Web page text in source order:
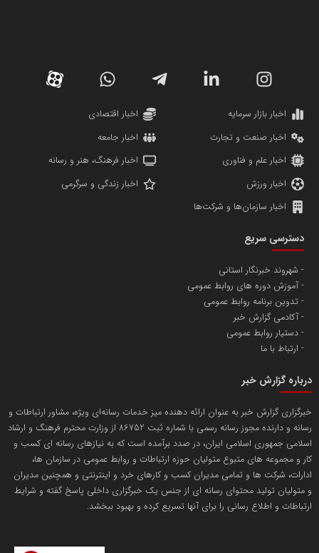
دانشگاه سئوی ایران
پایگاه اطلاع رسانی اعتلای نهادهای مردمی
پایگاه اطلاع رسانی دریا و نفت
تامین آهن اسفنجی تولیدکنندگان فولاد در کشور
تریبون
انتشار گسترده محتوا در رسانه گزارش خبر
مریم حاج نوروز نظری
مسعودصادقی
محمدعلی کرمعلی
اخبار بازار سرمایه
اخبار اقتصادی
اخبار صنعت و تجارت
اخبار جامعه
اخبار علم و فناوری
اخبار فرهنگ، هنر و رسانه
اخبار ورزش
اخبار زندگی و سرگرمی
اخبار سازمان‌ها و شرکت‌ها
دسترسی سریع
شهروند خبرنگار استانی
آموزش دوره های روابط عمومی
تدوین برنامه روابط عمومی
آکادمی گزارش خبر
دستیار روابط عمومی
ارتباط با ما
درباره گزارش خبر
خبرگزاری گزارش خبر به عنوان ارائه دهنده میز خدمات رسانه‌ای ویژه، مشاور ارتباطات و
رسانه و دارنده مجوز رسانه رسمی با شماره ثبت 86752 از وزارت محترم فرهنگ و ارشاد
اسلامی جمهوری اسلامی ایران، در صدد برآمده است که به نیازهای رسانه ای کسب و
کار و مجموعه های متبوع متولیان حوزه ارتباطات و روابط عمومی در سازمان ها،
ادارات، شرکت ها و تمامی مدیران کسب و کارهای خرد و اینترنتی و همچنین مدیران
و متولیان تولید محتوای رسانه ای از جنس یک خبرگزاری داخلی پاسخ گفته و شرایط
ارتباطات و اطلاع رسانی را برای آنها تسریع کرده و بهبود ببخشد.